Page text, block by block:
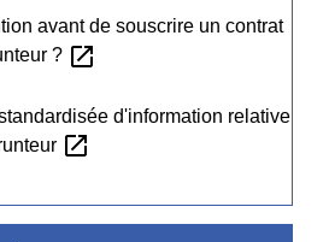
avant de souscrire un contrat
? open_in_new
d'information relative
open_in_new